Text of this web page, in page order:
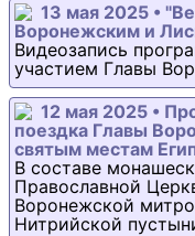
13 мая 2025 •
Воронежским и
Видеозапись
участием Главы
12 мая 2025 •
поездка Главы
святым местам
В составе
Православной
Воронежской
Нитрийской